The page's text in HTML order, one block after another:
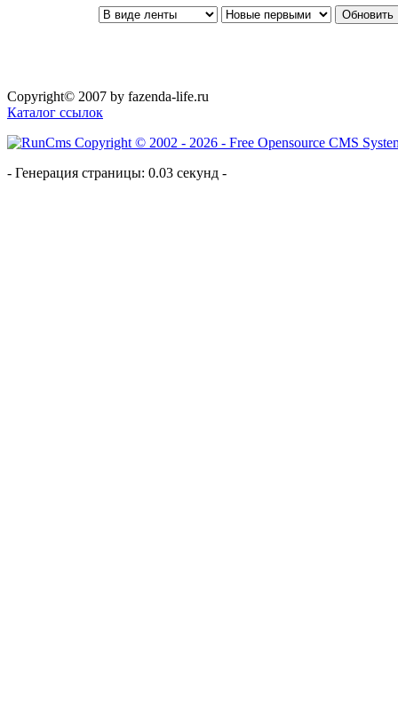
Copyright© 2007 by fazenda-life.ru
Каталог ссылок
- Генерация страницы: 0.03 секунд -